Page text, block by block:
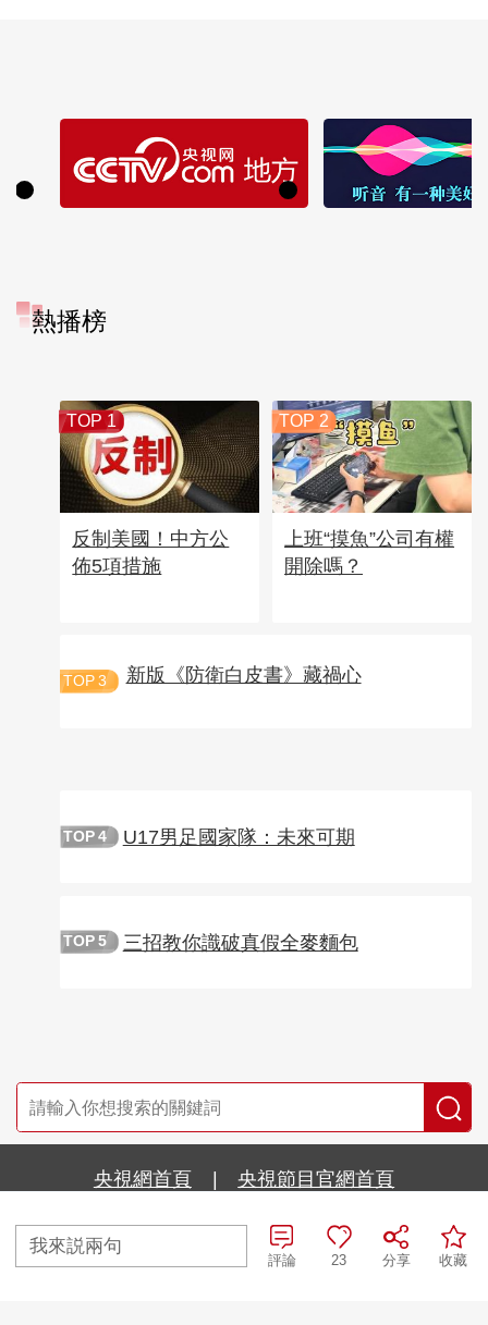
熱播榜
TOP 1
反制美國！中方公
佈5項措施
TOP 2
上班“摸魚”公司有權
開除嗎？
TOP 3 新版《防衛白皮書》藏禍心
TOP 4 U17男足國家隊：未來可期
TOP 5 三招教你識破真假全麥麵包
我來説兩句
收藏
分享
23
評論
央視網首頁 | 央視節目官網首頁
京ICP備10003349號-1 中央廣播電視總台 央視網 版權所有